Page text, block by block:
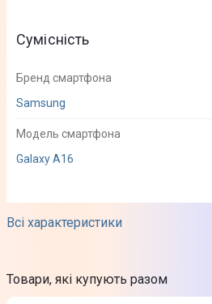
Всі характеристики
Сумісність
Бренд смартфона
Samsung
Модель смартфона
Galaxy A16
Додаткова інформація
Термопластичний поліуретан
Товари, які купують разом